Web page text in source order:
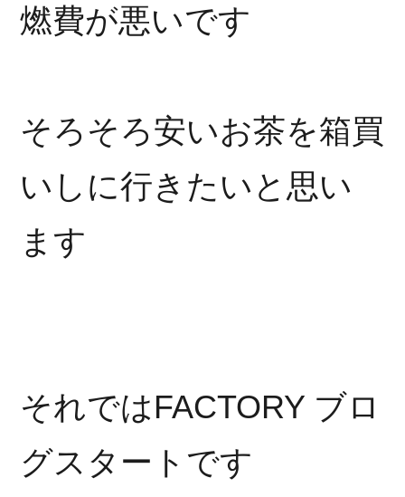
燃費が悪いです
そろそろ安いお茶を箱買
いしに行きたいと思い
ます
それではFACTORY ブロ
グスタートです